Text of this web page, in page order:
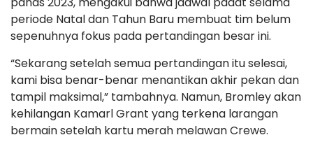
periode Natal dan Tahun Baru membuat tim belum
sepenuhnya fokus pada pertandingan besar ini.
“Sekarang setelah semua pertandingan itu selesai,
kami bisa benar-benar menantikan akhir pekan dan
tampil maksimal,” tambahnya. Namun, Bromley akan
kehilangan Kamarl Grant yang terkena larangan
bermain setelah kartu merah melawan Crewe.